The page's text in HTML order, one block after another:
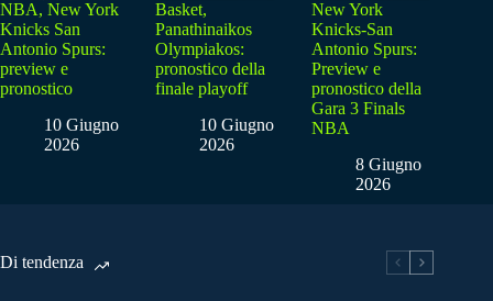
NBA, New York
Knicks San
Antonio Spurs:
preview e
pronostico
10 Giugno
2026
Basket,
Panathinaikos
Olympiakos:
pronostico della
finale playoff
10 Giugno
2026
New York
Knicks-San
Antonio Spurs:
Preview e
pronostico della
Gara 3 Finals
NBA
8 Giugno
2026
Di tendenza